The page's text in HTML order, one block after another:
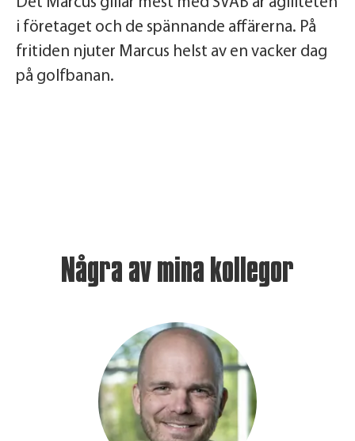
i företaget och de spännande affärerna. På
fritiden njuter Marcus helst av en vacker dag
på golfbanan.
Några av mina kollegor